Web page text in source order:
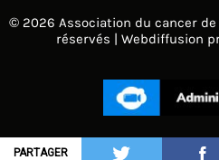
PARTAGER
© 2026 Association du cancer de
réservés | Webdiffusion